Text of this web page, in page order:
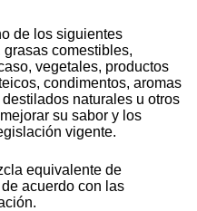
de los siguientes
comestibles,
vegetales, productos
condimentos, aromas
naturales u otros
su sabor y los
vigente.
equivalente de
acuerdo con las